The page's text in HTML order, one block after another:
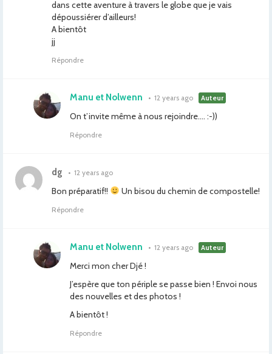
dans cette aventure à travers le globe que je vais
dépoussiérer d’ailleurs!
A bientôt
jj
Répondre
Manu et Nolwenn • 12 years ago Auteur
On t’invite même à nous rejoindre…. :-))
Répondre
dg • 12 years ago
Bon préparatif!! Un bisou du chemin de compostelle!
Répondre
Manu et Nolwenn • 12 years ago Auteur
Merci mon cher Djé !
J’espère que ton périple se passe bien ! Envoi nous
des nouvelles et des photos !
A bientôt !
Répondre